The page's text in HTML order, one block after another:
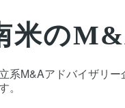
米の
系M&Aアドバイザリ